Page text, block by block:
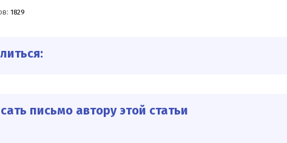
1829
письмо автору этой статьи